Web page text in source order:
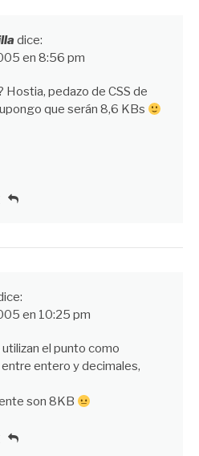
dice:
en 8:56 pm
pedazo de CSS de
que serán 8,6 KBs
en 10:25 pm
utilizan el punto como
entero y decimales,
son 8KB